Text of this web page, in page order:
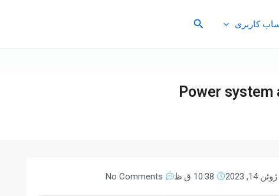
کاربری جستجو
Power
ژوئن 14, 2023 10:38 ق.ظ No Comments